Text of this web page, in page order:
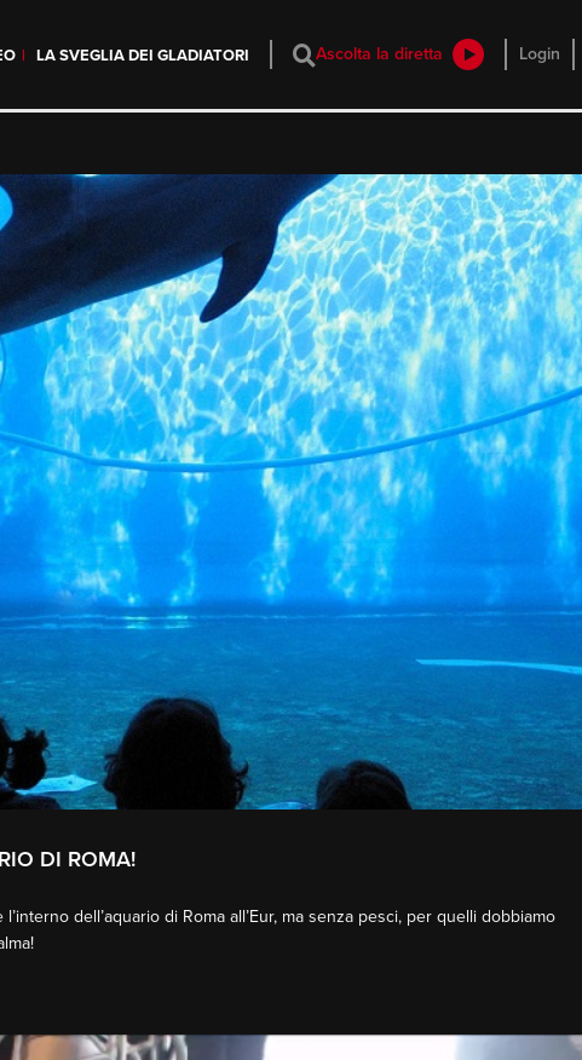
LA SVEGLIA DEI GLADIATORI Ascolta la diretta Login
DI ROMA!
dell’aquario di Roma all’Eur, ma senza pesci, per quelli dobbiamo